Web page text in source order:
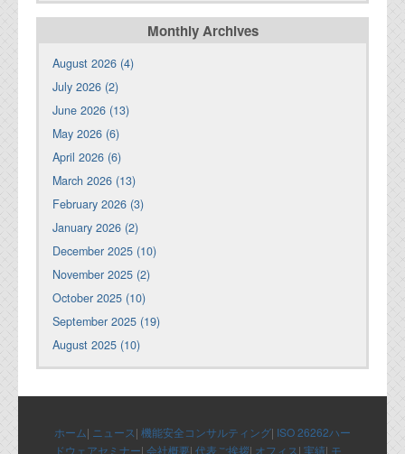
Monthly Archives
August 2026 (4)
July 2026 (2)
June 2026 (13)
May 2026 (6)
April 2026 (6)
March 2026 (13)
February 2026 (3)
January 2026 (2)
December 2025 (10)
November 2025 (2)
October 2025 (10)
September 2025 (19)
August 2025 (10)
ホーム| ニュース| 機能安全コンサルティング| ISO 26262ハー
ドウェアセミナー| 会社概要| 代表ご挨拶| オフィス| 実績| モ